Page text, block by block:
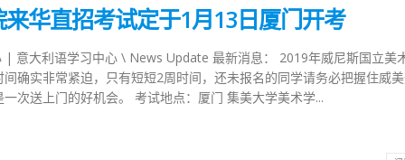
华直招考试定于1月13日厦门开考
意大利语学习中心 \ News Update 最新消息： 2019年威尼斯国立美
确实非常紧迫，只有短短2周时间，还未报名的同学请务必把握住威
次送上门的好机会。 考试地点：厦门 集美大学美术学...